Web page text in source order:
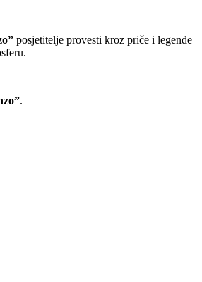
posjetitelje provesti kroz priče i legende
.